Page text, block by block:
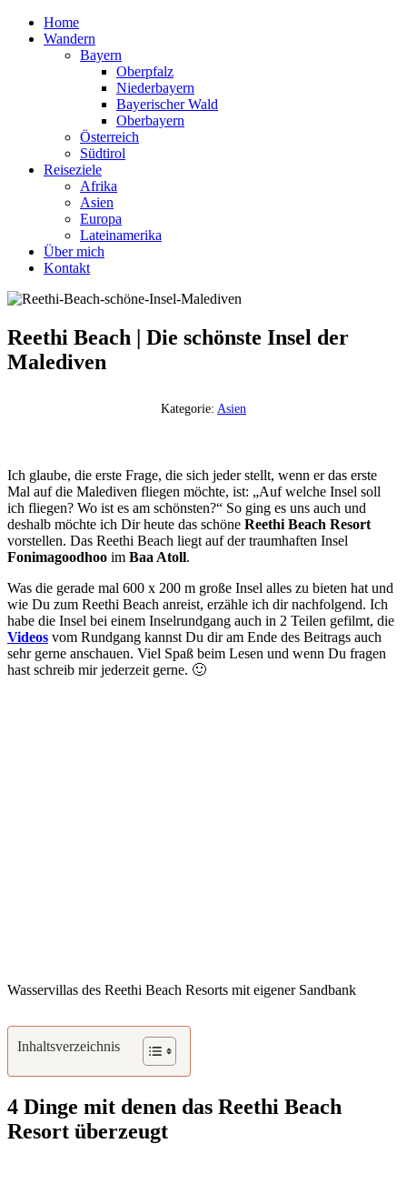
Home
Wandern
Bayern
Oberpfalz
Niederbayern
Bayerischer Wald
Oberbayern
Österreich
Südtirol
Reiseziele
Afrika
Asien
Europa
Lateinamerika
Über mich
Kontakt
Reethi Beach | Die schönste Insel der
Malediven
Kategorie: Asien
Ich glaube, die erste Frage, die sich jeder stellt, wenn er das erste
Mal auf die Malediven fliegen möchte, ist: „Auf welche Insel soll
ich fliegen? Wo ist es am schönsten?“ So ging es uns auch und
deshalb möchte ich Dir heute das schöne Reethi Beach Resort
vorstellen. Das Reethi Beach liegt auf der traumhaften Insel
Fonimagoodhoo im Baa Atoll.
Was die gerade mal 600 x 200 m große Insel alles zu bieten hat und
wie Du zum Reethi Beach anreist, erzähle ich dir nachfolgend. Ich
habe die Insel bei einem Inselrundgang auch in 2 Teilen gefilmt, die
Videos vom Rundgang kannst Du dir am Ende des Beitrags auch
sehr gerne anschauen. Viel Spaß beim Lesen und wenn Du fragen
hast schreib mir jederzeit gerne. 🙂
Wasservillas des Reethi Beach Resorts mit eigener Sandbank
Inhaltsverzeichnis
4 Dinge mit denen das Reethi Beach
Resort überzeugt